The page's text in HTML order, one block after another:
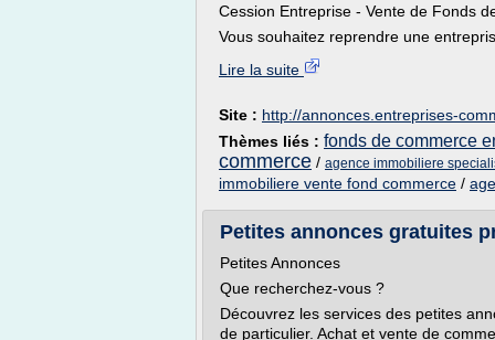
Cession Entreprise - Vente de Fonds
Vous souhaitez reprendre une
Lire la suite
Site : http://annonces.entreprises-
Thèmes liés : fonds de commerce
commerce / agence immobiliere
immobiliere vente fond commerce /
Petites annonces gratuites
Petites Annonces
Que recherchez-vous ?
Découvrez les services des petites
de particulier. Achat et vente de